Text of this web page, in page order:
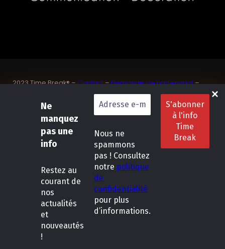
Ne
manquez
pas une
info
Restez au
courant de
nos
actualités
et
nouveautés
!
Nous ne
spammons
pas ! Consultez
notre politique
de
confidentialité
pour plus
d’informations.
2023 Time Break® –Contact–Demande de partenariat–
Sponsoriser un joueur de padel français
SASU Dedix Communication – 87 rue de Mireille – 83 150
Bandol – Var
Politique de confidentialité
Conditions
générales de location
Follow Us :LinkedIn
Instagram